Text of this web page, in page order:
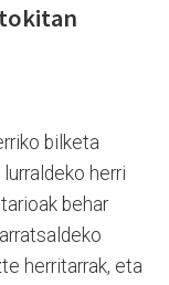
bilketa
herri
behar
herritarrak, eta